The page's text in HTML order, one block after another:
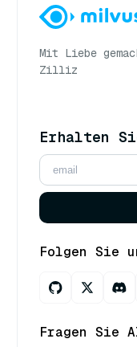
Mit Liebe
Zilliz
Erhalten
Folgen Sie
Fragen Sie